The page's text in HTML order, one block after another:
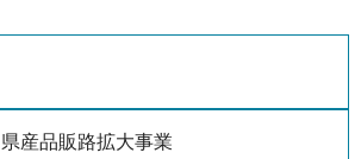
産品販路拡大事業